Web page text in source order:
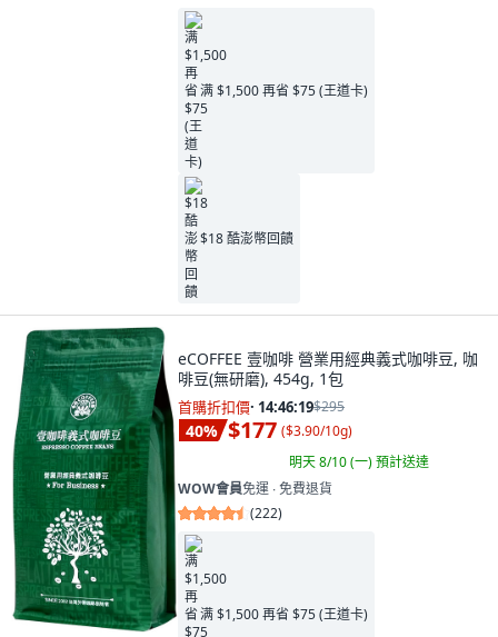
满 $1,500 再省 $75 (王道卡)
$18 酷澎幣回饋
eCOFFEE 壹咖啡 營業用經典義式咖啡豆, 咖
啡豆(無研磨), 454g, 1包
首購折扣價· 14:46:17$295
40% $177 ($3.90/10g)
明天 8/10 (一)預計送達
WOW會員免運 ∙ 免費退貨
(222)
满 $1,500 再省 $75 (王道卡)